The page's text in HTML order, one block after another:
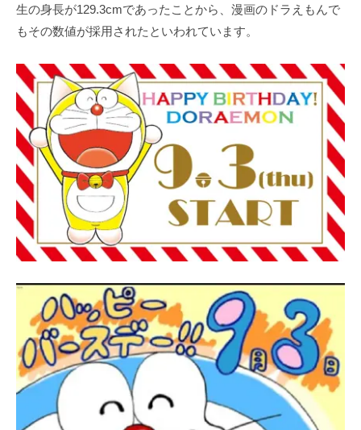
生の身長が129.3cmであったことから、漫画のドラえもんで
もその数値が採用されたといわれています。